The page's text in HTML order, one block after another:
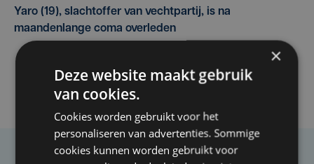
Yaro (19), slachtoffer van vechtpartij, is na
maandenlange coma overleden
×
Deze website maakt gebruik
van cookies.
Cookies worden gebruikt voor het
personaliseren van advertenties. Sommige
cookies kunnen worden gebruikt voor